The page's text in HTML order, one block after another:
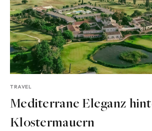
TRAVEL
Mediterrane Eleganz
Klostermauern